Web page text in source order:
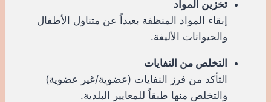
تخزين المواد
إبقاء المواد المنظفة بعيداً عن متناول الأطفال
والحيوانات الأليفة.
التخلص من النفايات
التأكد من فرز النفايات (عضوية/غير عضوية)
والتخلص منها طبقاً للمعايير البلدية.